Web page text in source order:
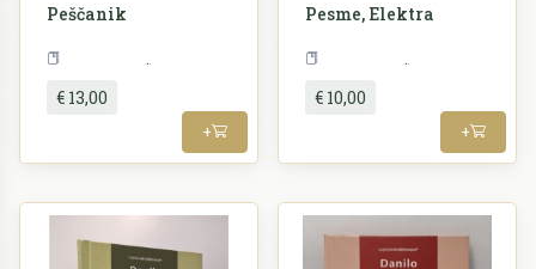
Peščanik
€ 13,00
+
Pesme, Elektra
€ 10,00
+